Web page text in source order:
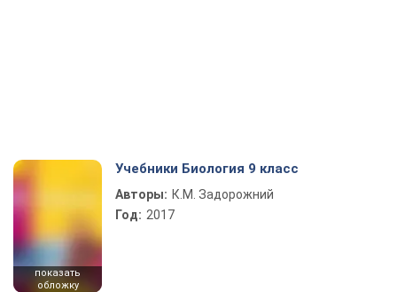
показать
обложку
Учебники Биология 9 класс
Авторы: К.М. Задорожний
Год: 2017